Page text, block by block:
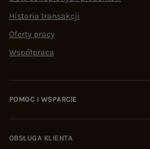
Historia transakcji
Oferty pracy
Współpraca
POMOC I WSPARCIE
OBSŁUGA KLIENTA